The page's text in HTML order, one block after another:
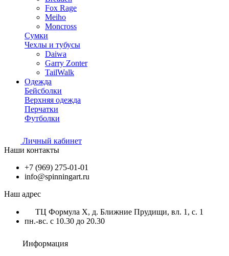
Fox Rage
Meiho
Moncross
Сумки
Чехлы и тубусы
Daiwa
Garry Zonter
TailWalk
Одежда
Бейсболки
Верхняя одежда
Перчатки
Футболки
Личный кабинет
Наши контакты
+7 (969) 275-01-01
info@spinningart.ru
Наш адрес
ТЦ Формула X, д. Ближние Прудищи, вл. 1, с. 1
пн.-вс. с 10.30 до 20.30
Информация